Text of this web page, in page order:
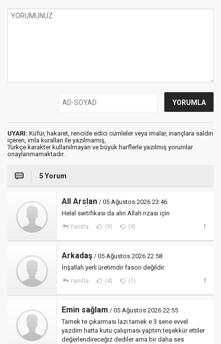
UYARI: Küfür, hakaret, rencide edici cümleler veya imalar, inançlara saldırı
içeren, imla kuralları ile yazılmamış,
Türkçe karakter kullanılmayan ve büyük harflerle yazılmış yorumlar
onaylanmamaktadır.
5 Yorum
All Arslan / 05 Ağustos 2026 23:46
Helal sertifikası da alın Allah rızası için
Yanıtla (9) (4)
Arkadaş / 05 Ağustos 2026 22:58
İnşallah yerli üretimdir fason değildir.
Yanıtla (4) (1)
Emin sağlam / 05 Ağustos 2026 22:55
Tamek te çıkarması lazı tamek e 3 sene evvel
yazdım hatta kutu çalışması yaptım teşekkür ettiler
değerlendireceğiz dediler ama bir daha ses